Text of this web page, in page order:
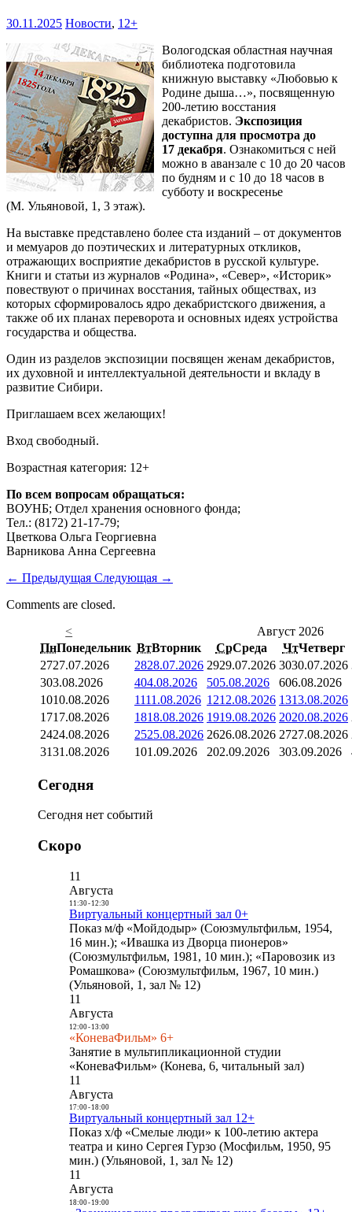
30.11.2025 Новости, 12+
Вологодская областная научная
библиотека подготовила
книжную выставку «Любовью к
Родине дыша…», посвященную
200-летию восстания
декабристов. Экспозиция
доступна для просмотра до
17 декабря. Ознакомиться с ней
можно в аванзале с 10 до 20 часов
по будням и с 10 до 18 часов в
субботу и воскресенье
(М. Ульяновой, 1, 3 этаж).
На выставке представлено более ста изданий – от документов
и мемуаров до поэтических и литературных откликов,
отражающих восприятие декабристов в русской культуре.
Книги и статьи из журналов «Родина», «Север», «Историк»
повествуют о причинах восстания, тайных обществах, из
которых сформировалось ядро декабристского движения, а
также об их планах переворота и основных идеях устройства
государства и общества.
Один из разделов экспозиции посвящен женам декабристов,
их духовной и интеллектуальной деятельности и вкладу в
развитие Сибири.
Приглашаем всех желающих!
Вход свободный.
Возрастная категория: 12+
По всем вопросам обращаться:
ВОУНБ; Отдел хранения основного фонда;
Тел.: (8172) 21-17-79;
Цветкова Ольга Георгиевна
Варникова Анна Сергеевна
← Предыдущая Следующая →
Comments are closed.
<
Август 2026
ПнПонедельник ВтВторник СрСреда ЧтЧетверг
2727.07.2026 2828.07.2026 2929.07.2026 3030.07.2026
303.08.2026 404.08.2026 505.08.2026 606.08.2026
1010.08.2026 1111.08.2026 1212.08.2026 1313.08.2026
1717.08.2026 1818.08.2026 1919.08.2026 2020.08.2026
2424.08.2026 2525.08.2026 2626.08.2026 2727.08.2026
3131.08.2026 101.09.2026 202.09.2026 303.09.2026
Сегодня
Сегодня нет событий
Скоро
11
Августа
11:30- 12:30
Виртуальный концертный зал 0+
Показ м/ф «Мойдодыр» (Союзмультфильм, 1954,
16 мин.); «Ивашка из Дворца пионеров»
(Союзмультфильм, 1981, 10 мин.); «Паровозик из
Ромашкова» (Союзмультфильм, 1967, 10 мин.)
(Ульяновой, 1, зал № 12)
11
Августа
12:00- 13:00
«КоневаФильм» 6+
Занятие в мультипликационной студии
«КоневаФильм» (Конева, 6, читальный зал)
11
Августа
17:00- 18:00
Виртуальный концертный зал 12+
Показ х/ф «Смелые люди» к 100-летию актера
театра и кино Сергея Гурзо (Мосфильм, 1950, 95
мин.) (Ульяновой, 1, зал № 12)
11
Августа
18:00- 19:00